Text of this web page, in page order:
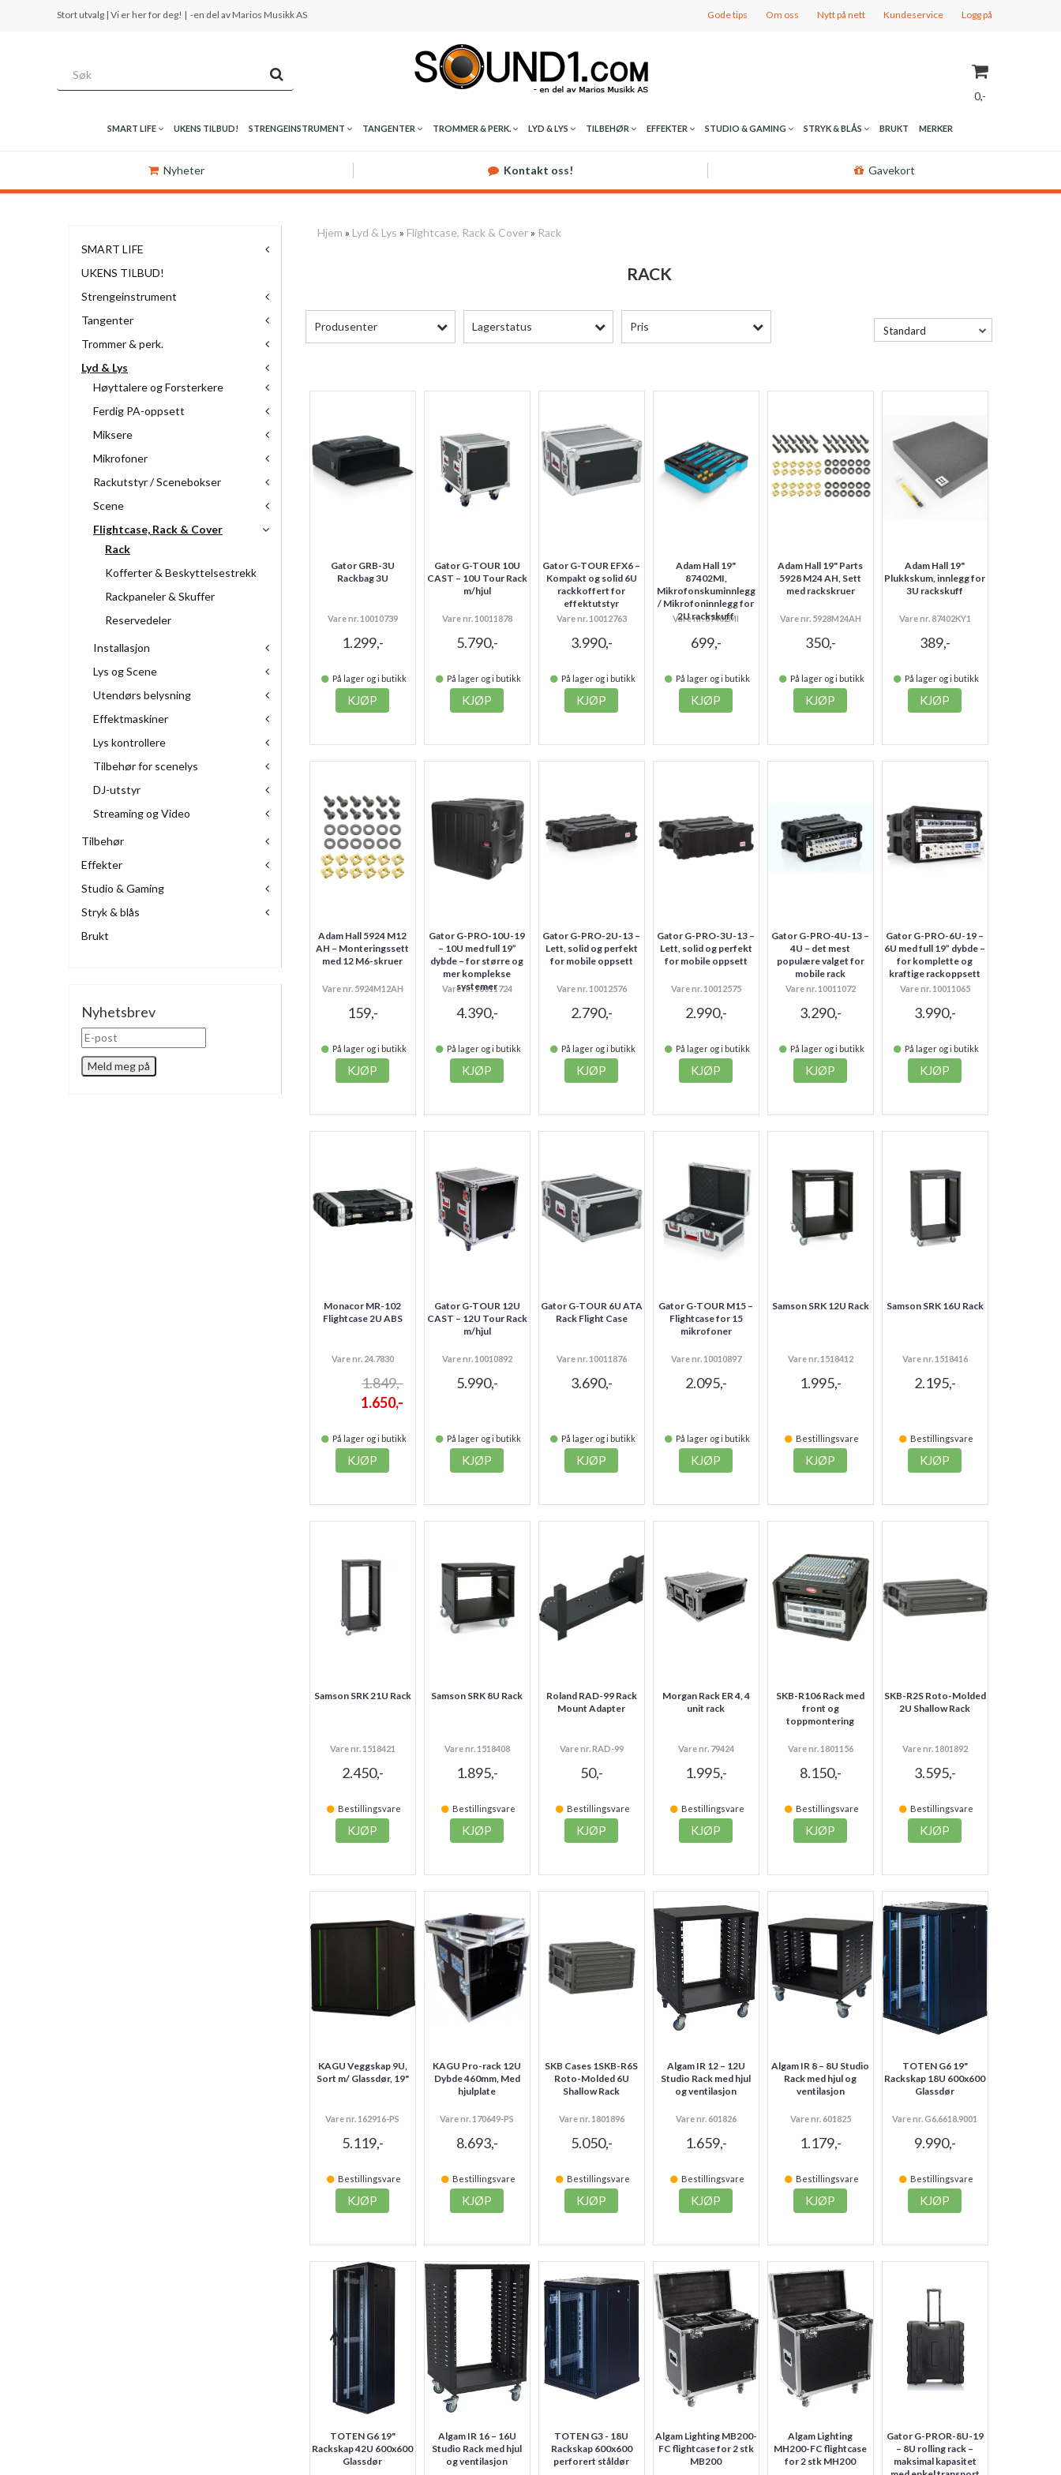
Stort utvalg | Vi er her for deg! | -en del av Marios Musikk AS Gode tips Om oss Nytt på nett Kundeservice Logg på
0,-
SMART LIFE UKENS TILBUD! STRENGEINSTRUMENT TANGENTER TROMMER & PERK. LYD & LYS TILBEHØR EFFEKTER STUDIO & GAMING STRYK & BLÅS BRUKT MERKER
Nyheter Kontakt oss! Gavekort
SMART LIFE
UKENS TILBUD!
Strengeinstrument
Tangenter
Trommer & perk.
Lyd & Lys
Høyttalere og Forsterkere
Ferdig PA-oppsett
Miksere
Mikrofoner
Rackutstyr / Scenebokser
Scene
Flightcase, Rack & Cover
Rack
Kofferter & Beskyttelsestrekk
Rackpaneler & Skuffer
Reservedeler
Installasjon
Lys og Scene
Utendørs belysning
Effektmaskiner
Lys kontrollere
Tilbehør for scenelys
DJ-utstyr
Streaming og Video
Tilbehør
Effekter
Studio & Gaming
Stryk & blås
Brukt
Nyhetsbrev
Hjem » Lyd & Lys » Flightcase, Rack & Cover» Rack
RACK
Produsenter Lagerstatus Pris Standard
Gator GRB-3U
Rackbag 3U
Vare nr. 10010739
1.299,-
På lager og i butikk
KJØP
Gator G-TOUR 10U
CAST – 10U Tour Rack
m/hjul
Vare nr. 10011878
5.790,-
På lager og i butikk
KJØP
Gator G-TOUR EFX6 –
Kompakt og solid 6U
rackkoffert for
effektutstyr
Vare nr. 10012763
3.990,-
På lager og i butikk
KJØP
Adam Hall 19"
87402MI,
Mikrofonskuminnlegg
/ Mikrofoninnlegg for
2U rackskuff
Vare nr. 87402MI
699,-
På lager og i butikk
KJØP
Adam Hall 19" Parts
5928 M24 AH, Sett
med rackskruer
Vare nr. 5928M24AH
350,-
På lager og i butikk
KJØP
Adam Hall 19"
Plukkskum, innlegg for
3U rackskuff
Vare nr. 87402KY1
389,-
På lager og i butikk
KJØP
Adam Hall 5924 M12
AH – Monteringssett
med 12 M6-skruer
Vare nr. 5924M12AH
159,-
På lager og i butikk
KJØP
Gator G-PRO-10U-19
– 10U med full 19”
dybde – for større og
mer komplekse
systemer
Vare nr. 10011724
4.390,-
På lager og i butikk
KJØP
Gator G-PRO-2U-13 –
Lett, solid og perfekt
for mobile oppsett
Vare nr. 10012576
2.790,-
På lager og i butikk
KJØP
Gator G-PRO-3U-13 –
Lett, solid og perfekt
for mobile oppsett
Vare nr. 10012575
2.990,-
På lager og i butikk
KJØP
Gator G-PRO-4U-13 –
4U – det mest
populære valget for
mobile rack
Vare nr. 10011072
3.290,-
På lager og i butikk
KJØP
Gator G-PRO-6U-19 –
6U med full 19” dybde –
for komplette og
kraftige rackoppsett
Vare nr. 10011065
3.990,-
På lager og i butikk
KJØP
Monacor MR-102
Flightcase 2U ABS
Vare nr. 24.7830
1.849,-
1.650,-
På lager og i butikk
KJØP
Gator G-TOUR 12U
CAST – 12U Tour Rack
m/hjul
Vare nr. 10010892
5.990,-
På lager og i butikk
KJØP
Gator G-TOUR 6U ATA
Rack Flight Case
Vare nr. 10011876
3.690,-
På lager og i butikk
KJØP
Gator G-TOUR M15 –
Flightcase for 15
mikrofoner
Vare nr. 10010897
2.095,-
På lager og i butikk
KJØP
Samson SRK 12U Rack
Vare nr. 1518412
1.995,-
Bestillingsvare
KJØP
Samson SRK 16U Rack
Vare nr. 1518416
2.195,-
Bestillingsvare
KJØP
Samson SRK 21U Rack
Vare nr. 1518421
2.450,-
Bestillingsvare
KJØP
Samson SRK 8U Rack
Vare nr. 1518408
1.895,-
Bestillingsvare
KJØP
Roland RAD-99 Rack
Mount Adapter
Vare nr. RAD-99
50,-
Bestillingsvare
KJØP
Morgan Rack ER 4, 4
unit rack
Vare nr. 79424
1.995,-
Bestillingsvare
KJØP
SKB-R106 Rack med
front og
toppmontering
Vare nr. 1801156
8.150,-
Bestillingsvare
KJØP
SKB-R2S Roto-Molded
2U Shallow Rack
Vare nr. 1801892
3.595,-
Bestillingsvare
KJØP
KAGU Veggskap 9U,
Sort m/ Glassdør, 19"
Vare nr. 162916-PS
5.119,-
Bestillingsvare
KJØP
KAGU Pro-rack 12U
Dybde 460mm, Med
hjulplate
Vare nr. 170649-PS
8.693,-
Bestillingsvare
KJØP
SKB Cases 1SKB-R6S
Roto-Molded 6U
Shallow Rack
Vare nr. 1801896
5.050,-
Bestillingsvare
KJØP
Algam IR 12 – 12U
Studio Rack med hjul
og ventilasjon
Vare nr. 601826
1.659,-
Bestillingsvare
KJØP
Algam IR 8 – 8U Studio
Rack med hjul og
ventilasjon
Vare nr. 601825
1.179,-
Bestillingsvare
KJØP
TOTEN G6 19"
Rackskap 18U 600x600
Glassdør
Vare nr. G6.6618.9001
9.990,-
Bestillingsvare
KJØP
TOTEN G6 19"
Rackskap 42U 600x600
Glassdør
Algam IR 16 – 16U
Studio Rack med hjul
og ventilasjon
TOTEN G3 - 18U
Rackskap 600x600
perforert ståldør
Algam Lighting MB200-
FC flightcase for 2 stk
MB200
Algam Lighting
MH200-FC flightcase
for 2 stk MH200
Gator G-PROR-8U-19
– 8U rolling rack –
maksimal kapasitet